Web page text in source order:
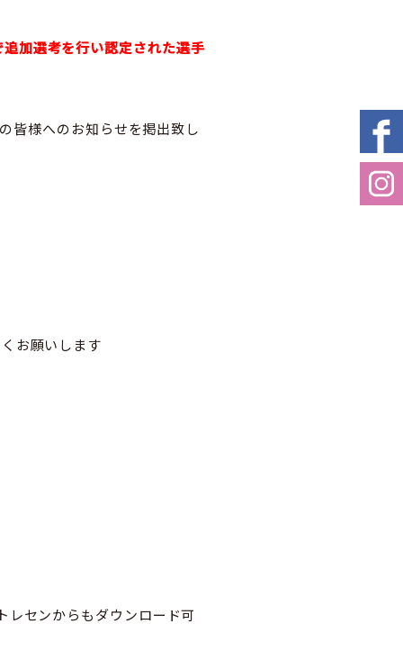
加選考を行い認定された選手
皆様へのお知らせを掲出致し
お願いします
センからもダウンロード可